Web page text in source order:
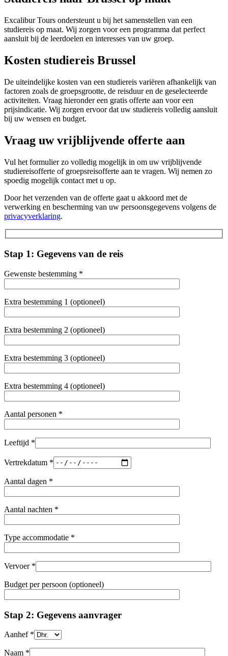
Excalibur Tours ondersteunt u bij het samenstellen van een
studiereis op maat. Wij zorgen voor een programma dat perfect
aansluit bij de leerdoelen en interesses van uw groep.
Kosten studiereis Brussel
De uiteindelijke kosten van een studiereis variëren afhankelijk van
factoren zoals de groepsgrootte, de reisduur en de geselecteerde
activiteiten. Vraag hieronder een gratis offerte aan voor een
prijsindicatie. Wij zorgen ervoor dat uw studiereis volledig aansluit
bij uw wensen en budget.
Vraag uw vrijblijvende offerte aan
Vul het formulier zo volledig mogelijk in om uw vrijblijvende
studiereisofferte of groepsreisofferte aan te vragen. Wij nemen zo
spoedig mogelijk contact met u op.
Door het verzenden van de offerte gaat u akkoord met de
verwerking en bescherming van uw persoonsgegevens volgens de
privacyverklaring.
Stap 1: Gegevens van de reis
Gewenste bestemming *
Extra bestemming 1 (optioneel)
Extra bestemming 2 (optioneel)
Extra bestemming 3 (optioneel)
Extra bestemming 4 (optioneel)
Aantal personen *
Leeftijd *
Vertrekdatum *
Aantal dagen *
Aantal nachten *
Type accommodatie *
Vervoer *
Budget per persoon (optioneel)
Stap 2: Gegevens aanvrager
Aanhef *
Naam *